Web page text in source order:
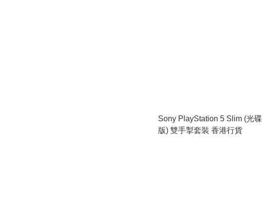
Sony PlayStation 5 Slim (光碟
版) 雙手掣套裝 香港行貨